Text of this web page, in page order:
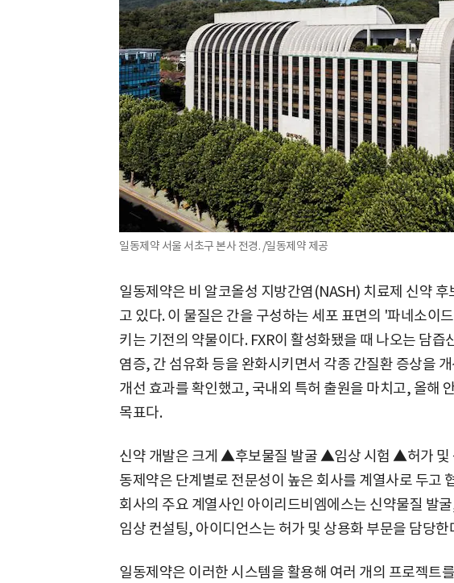
일동제약 서울 서초구 본사 전경. /일동제약 제공
일동제약은 비 알코올성 지방간염(NASH) 치료제 신약
고 있다. 이 물질은 간을 구성하는 세포 표면의 '파네소이
키는 기전의 약물이다. FXR이 활성화됐을 때 나오는 담즙
염증, 간 섬유화 등을 완화시키면서 각종 간질환 증상을
개선 효과를 확인했고, 국내외 특허 출원을 마치고, 올해
목표다.
신약 개발은 크게 ▲후보물질 발굴 ▲임상 시험 ▲허가 및
동제약은 단계별로 전문성이 높은 회사를 계열사로 두고
회사의 주요 계열사인 아이리드비엠에스는 신약물질 발
임상 컨설팅, 아이디언스는 허가 및 상용화 부문을 담당한
일동제약은 이러한 시스템을 활용해 여러 개의 프로젝트